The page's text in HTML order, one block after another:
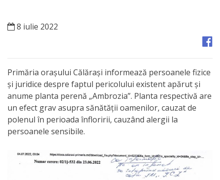
Registrul
Stat
al
Actelor
Locale
8 iulie 2022
Primăria oraşului Călăraşi informează persoanele fizice
şi juridice despre faptul pericolului existent apărut şi
anume planta perenă „Ambrozia”. Planta respectivă are
un efect grav asupra sănătăţii oamenilor, cauzat de
polenul în perioada înfloririi, cauzând alergii la
persoanele sensibile.